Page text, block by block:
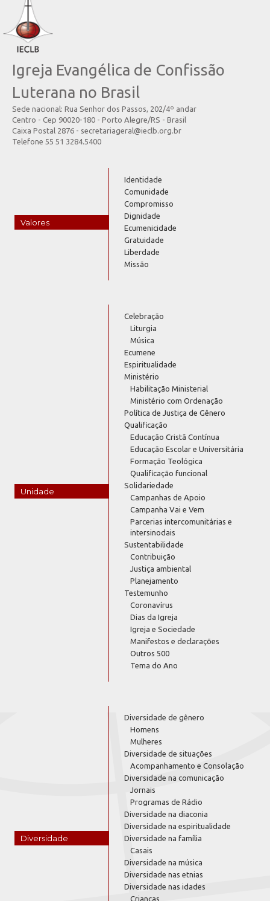
Igreja Evangélica de Confissão
Luterana no Brasil
Sede nacional: Rua Senhor dos Passos, 202/4º andar
Centro - Cep 90020-180 - Porto Alegre/RS - Brasil
Caixa Postal 2876 - secretariageral@ieclb.org.br
Telefone 55 51 3284.5400
Valores
Identidade
Comunidade
Compromisso
Dignidade
Ecumenicidade
Gratuidade
Liberdade
Missão
Unidade
Celebração
Liturgia
Música
Ecumene
Espiritualidade
Ministério
Habilitação Ministerial
Ministério com Ordenação
Política de Justiça de Gênero
Qualificação
Educação Cristã Contínua
Educação Escolar e Universitária
Formação Teológica
Qualificação funcional
Solidariedade
Campanhas de Apoio
Campanha Vai e Vem
Parcerias intercomunitárias e
intersinodais
Sustentabilidade
Contribuição
Justiça ambiental
Planejamento
Testemunho
Coronavírus
Dias da Igreja
Igreja e Sociedade
Manifestos e declarações
Outros 500
Tema do Ano
Diversidade
Diversidade de gênero
Homens
Mulheres
Diversidade de situações
Acompanhamento e Consolação
Diversidade na comunicação
Jornais
Programas de Rádio
Diversidade na diaconia
Diversidade na espiritualidade
Diversidade na família
Casais
Diversidade na música
Diversidade nas etnias
Diversidade nas idades
Crianças